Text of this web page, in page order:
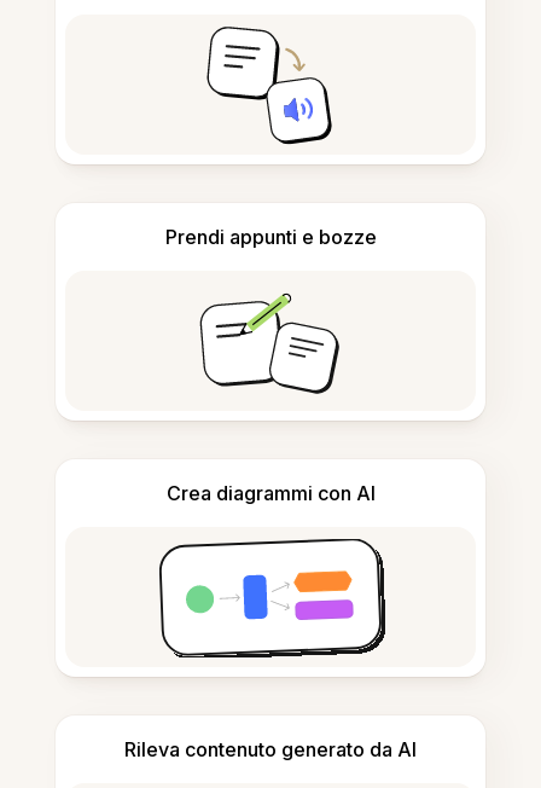
Prendi appunti e bozze
Crea diagrammi con AI
Rileva contenuto generato da AI